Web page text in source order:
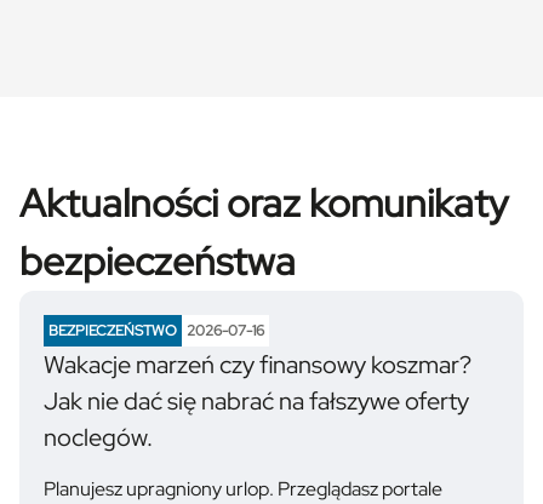
Aktualności oraz komunikaty
bezpieczeństwa
BEZPIECZEŃSTWO 2026-07-16
Wakacje marzeń czy finansowy koszmar?
Jak nie dać się nabrać na fałszywe oferty
noclegów.
Planujesz upragniony urlop. Przeglądasz portale